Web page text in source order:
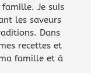
Je suis
les saveurs
Dans
recettes et
famille et à